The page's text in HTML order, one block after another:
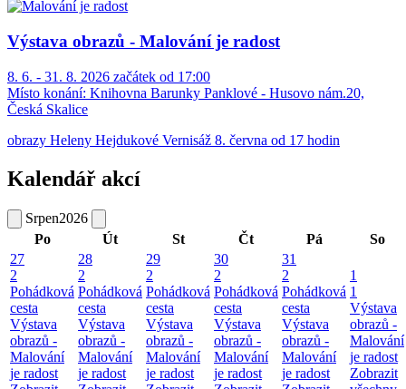
Výstava obrazů - Malování je radost
8. 6. - 31. 8. 2026 začátek od 17:00
Místo konání: Knihovna Barunky Panklové - Husovo nám.20,
Česká Skalice
obrazy Heleny Hejdukové Vernisáž 8. června od 17 hodin
Kalendář akcí
Srpen2026
Po
Út St Čt Pá
So
27
2
Pohádková
cesta
Výstava
obrazů -
Malování
je radost
28
2
Pohádková
cesta
Výstava
obrazů -
Malování
je radost
29
2
Pohádková
cesta
Výstava
obrazů -
Malování
je radost
30
2
Pohádková
cesta
Výstava
obrazů -
Malování
je radost
31
2
Pohádková
cesta
Výstava
obrazů -
Malování
je radost
1
1
Výstava
obrazů -
Malování
je radost
Zobrazit